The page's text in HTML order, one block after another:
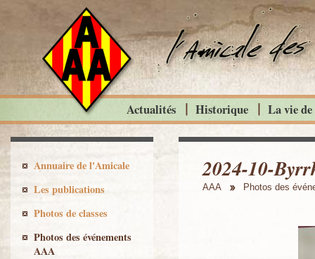
2024-10-
AAA Photos des
Actualités Historique La vie
Annuaire de l'Amicale
Les publications
Photos de classes
Photos des événements
AAA